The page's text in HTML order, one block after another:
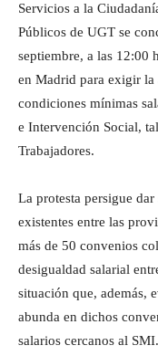
Servicios a la
Públicos de UGT se
septiembre, a las 12:00
en Madrid para exigir la
condiciones mínimas
e Intervención Social,
Trabajadores.
La protesta persigue
existentes entre las
más de 50 convenios
desigualdad salarial
situación que, además,
abunda en dichos
salarios cercanos al SMI.